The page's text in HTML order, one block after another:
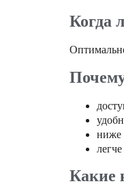
Когда
ниже
Какие